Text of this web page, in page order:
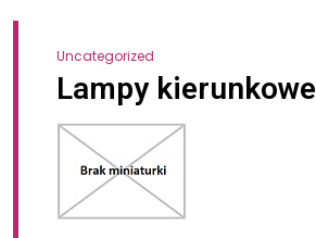
Uncategorized
Lampy kierunkowe